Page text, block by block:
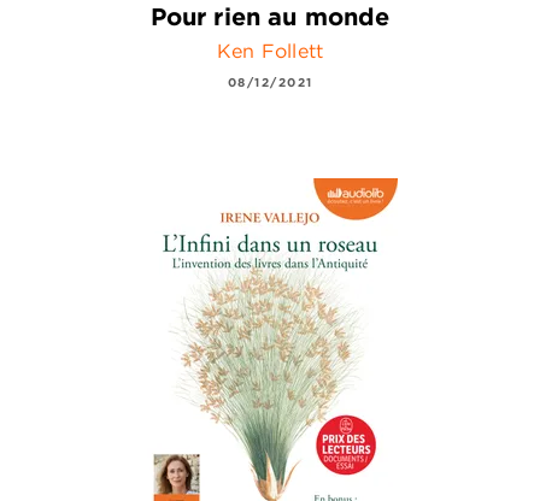
Pour rien au monde
Ken Follett
08/12/2021